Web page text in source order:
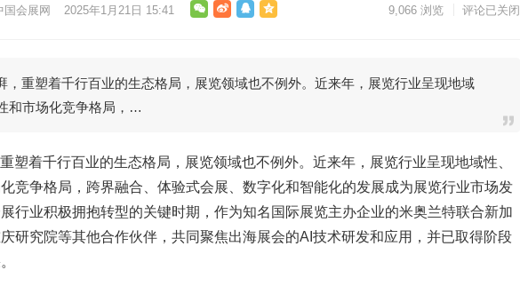
国会展网 2025年1月21日 15:41 9,066 浏览 评论已关闭
，重塑着千行百业的生态格局，展览领域也不例外。近来年，展览行业呈现地域
和市场化竞争格局，…
塑着千行百业的生态格局，展览领域也不例外。近来年，展览行业呈现地域性、
竞争格局，跨界融合、体验式会展、数字化和智能化的发展成为展览行业市场发
行业积极拥抱转型的关键时期，作为知名国际展览主办企业的米奥兰特联合新加
研究院等其他合作伙伴，共同聚焦出海展会的AI技术研发和应用，并已取得阶段